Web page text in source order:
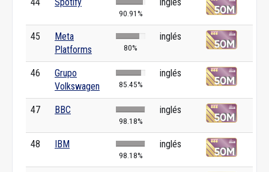
90.91%
45
Meta
Platforms
80%
inglés
46
Grupo
Volkswagen
85.45%
inglés
47 BBC
98.18%
inglés
48 IBM
98.18%
inglés